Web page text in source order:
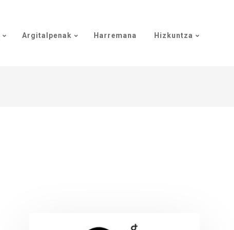
Argitalpenak Harremana Hizkuntza